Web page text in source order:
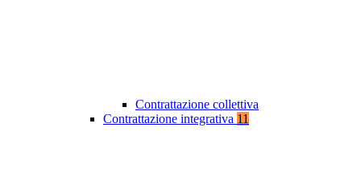
Contrattazione collettiva
Contrattazione integrativa 11